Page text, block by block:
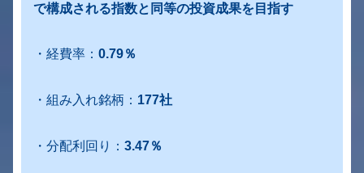
で構成される指数と同等の投資成果を目指す
・経費率： 0.79％
・組み入れ銘柄： 177社
・分配利回り： 3.47％